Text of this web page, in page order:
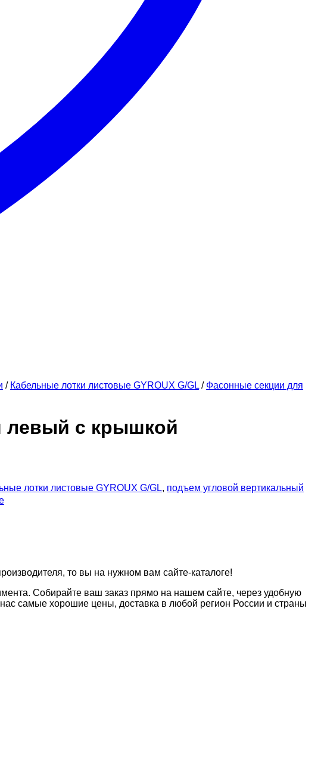
/ Кабельные лотки листовые GYROUX G/GL / Фасонные секции для
левый с крышкой
лотки листовые GYROUX G/GL, подъем угловой вертикальный
то вы на нужном вам сайте-каталоге!
Собирайте ваш заказ прямо на нашем сайте, через удобную
самые хорошие цены, доставка в любой регион России и страны